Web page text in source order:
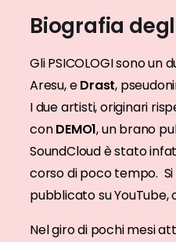
Biografia
Gli PSICOLOGI sono un
Aresu, eDrast,
I due artisti, originari
conDEMO1, un brano
SoundCloud è stato
corso di poco tempo.
pubblicato su YouTube,
Nel giro di pochi mesi